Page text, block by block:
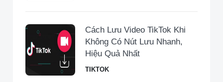
Cách Lưu Video TikTok Khi
Không Có Nút Lưu Nhanh,
Hiệu Quả Nhất
TIKTOK